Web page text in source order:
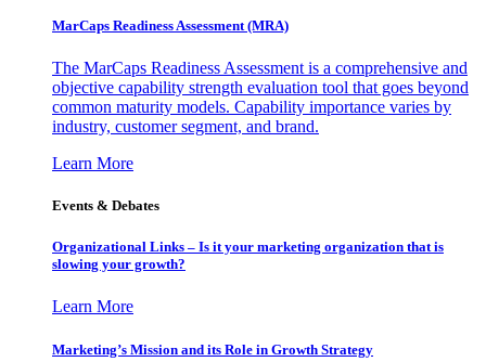
MarCaps Readiness Assessment (MRA)
The MarCaps Readiness Assessment is a comprehensive and
objective capability strength evaluation tool that goes beyond
common maturity models. Capability importance varies by
industry, customer segment, and brand.
Learn More
Events & Debates
Organizational Links – Is it your marketing organization that is
slowing your growth?
Learn More
Marketing’s Mission and its Role in Growth Strategy